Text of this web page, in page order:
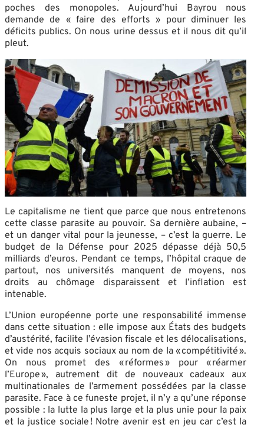
poches des monopoles. Aujourd’hui Bayrou nous
demande de « faire des efforts » pour diminuer les
déficits publics. On nous urine dessus et il nous dit qu’il
pleut.
Le capitalisme ne tient que parce que nous entretenons
cette classe parasite au pouvoir. Sa dernière aubaine, –
et un danger vital pour la jeunesse, – c’est la guerre. Le
budget de la Défense pour 2025 dépasse déjà 50,5
milliards d’euros. Pendant ce temps, l’hôpital craque de
partout, nos universités manquent de moyens, nos
droits au chômage disparaissent et l’inflation est
intenable.
L’Union européenne porte une responsabilité immense
dans cette situation : elle impose aux États des budgets
d’austérité, facilite l’évasion fiscale et les délocalisations,
et vide nos acquis sociaux au nom de la « compétitivité ».
On nous promet des « réformes » pour « réarmer
l’Europe », autrement dit de nouveaux cadeaux aux
multinationales de l’armement possédées par la classe
parasite. Face à ce funeste projet, il n’y a qu’une réponse
possible : la lutte la plus large et la plus unie pour la paix
et la justice sociale ! Notre avenir est en jeu car c’est la